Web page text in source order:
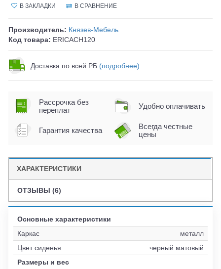
В ЗАКЛАДКИ В СРАВНЕНИЕ
Производитель: Князев-Мебель
Код товара: ERICACH120
Доставка по всей РБ (подробнее)
Рассрочка без
переплат
Удобно оплачивать
Гарантия качества
Всегда честные
цены
ХАРАКТЕРИСТИКИ
ОТЗЫВЫ (6)
Основные характеристики
Каркас
металл
Цвет сиденья
черный матовый
Размеры и вес